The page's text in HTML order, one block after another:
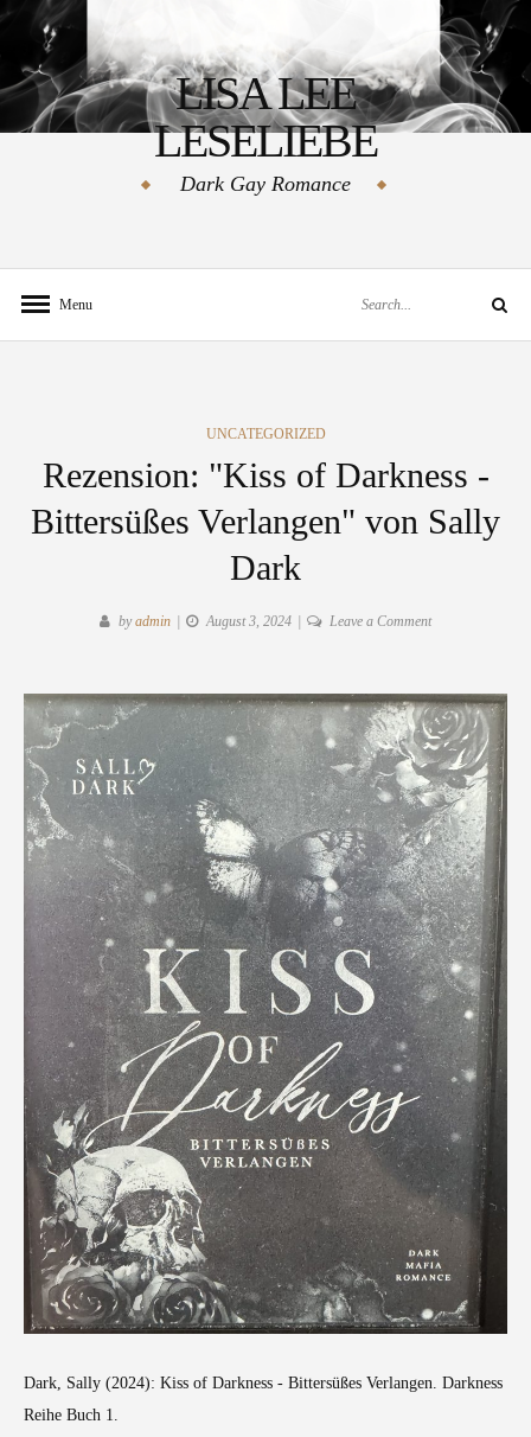
Skip
content
LISA LEE
LESELIEBE
Dark Gay Romance
Menu Search
CATEGORIES
UNCATEGORIZED
Rezension: "Kiss of Darkness -
Bittersüßes Verlangen" von Sally
Dark
byadmin August 3, 2024 Leave a Commenton
of
Darkness
-
Bittersüßes
Verlangen"
von
Sally
Dark
Dark, Sally (2024): Kiss of Darkness - Bittersüßes Verlangen. Darkness
Reihe Buch 1.